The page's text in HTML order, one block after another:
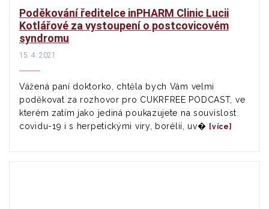
Poděkování ředitelce inPHARM Clinic Lucii
Kotlářové za vystoupení o postcovicovém
syndromu
15. 4. 2021
Vážená paní doktorko, chtěla bych Vám velmi
poděkovat za rozhovor pro CUKRFREE PODCAST, ve
kterém zatím jako jediná poukazujete na souvislost
covidu-19 i s herpetickými viry, borélií, uv� [více]